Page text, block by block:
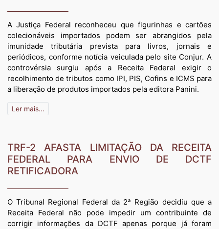
A Justiça Federal reconheceu que figurinhas e cartões
colecionáveis importados podem ser abrangidos pela
imunidade tributária prevista para livros, jornais e
periódicos, conforme notícia veiculada pelo site Conjur. A
controvérsia surgiu após a Receita Federal exigir o
recolhimento de tributos como IPI, PIS, Cofins e ICMS para
a liberação de produtos importados pela editora Panini.
Ler mais...
TRF-2 AFASTA LIMITAÇÃO DA RECEITA
FEDERAL PARA ENVIO DE DCTF
RETIFICADORA
O Tribunal Regional Federal da 2ª Região decidiu que a
Receita Federal não pode impedir um contribuinte de
corrigir informações da DCTF apenas porque já foram